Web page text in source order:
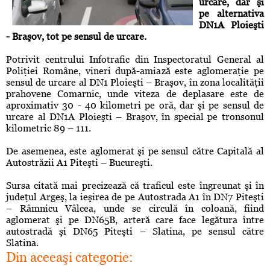
urcare, dar şi
pe alternativa
DN1A Ploieşti
- Braşov, tot pe sensul de urcare.
Potrivit centrului Infotrafic din Inspectoratul General al
Poliţiei Române, vineri după-amiază este aglomeraţie pe
sensul de urcare al DN1 Ploieşti – Braşov, în zona localităţii
prahovene Comarnic, unde viteza de deplasare este de
aproximativ 30 - 40 kilometri pe oră, dar şi pe sensul de
urcare al DN1A Ploieşti – Braşov, în special pe tronsonul
kilometric 89 – 111.
De asemenea, este aglomerat şi pe sensul către Capitală al
Autostrăzii A1 Piteşti – Bucureşti.
Sursa citată mai precizează că traficul este îngreunat şi în
judeţul Argeş, la ieşirea de pe Autostrada A1 în DN7 Piteşti
– Râmnicu Vâlcea, unde se circulă în coloană, fiind
aglomerat şi pe DN65B, arteră care face legătura între
autostradă şi DN65 Piteşti – Slatina, pe sensul către
Slatina.
Din aceeaşi categorie: